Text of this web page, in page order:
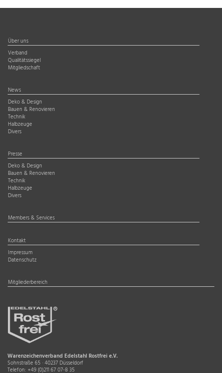
Über uns
Verband
Qualitätssiegel
Mitgliedschaft
News
Deko & Design
Bauen & Renovieren
Technik
Halbzeuge
Divers
Presse
Deko & Design
Bauen & Renovieren
Technik
Halbzeuge
Divers
Members & Services
Kontakt
Impressum
Datenschutz
Mitgliederbereich
Warenzeichenverband Edelstahl Rostfrei e.V.
Sohnstraße 65 · 40237 Düsseldorf
Telefon: +49 (0)211 67 07-8 35